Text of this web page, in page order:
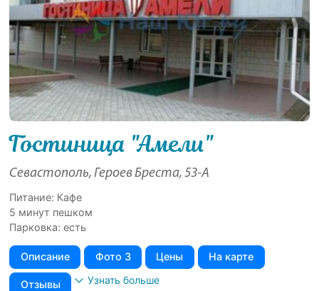
Гостиница "Амели"
Севастополь, Героев Бреста, 53-А
Питание: Кафе
5 минут пешком
Парковка: есть
Описание Фото 3 Цены На карте
Отзывы Узнать больше